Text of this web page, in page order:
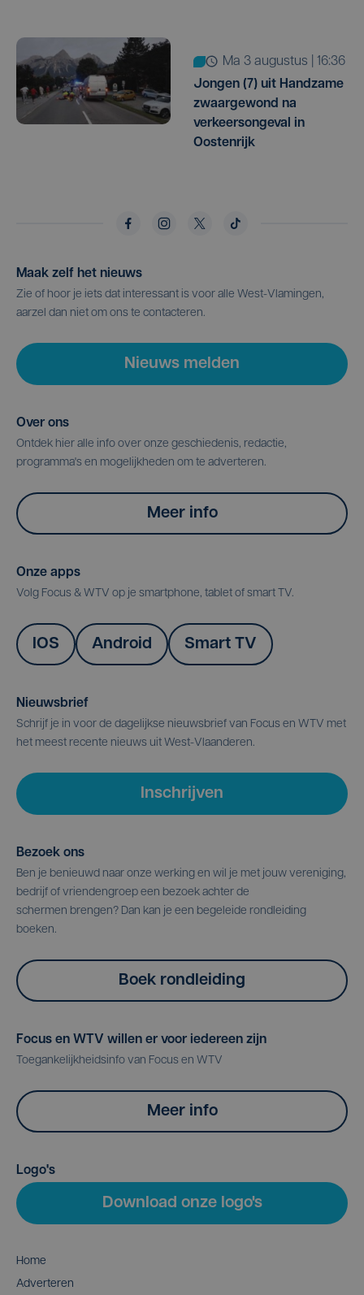
ma 3 augustus | 16:36
Jongen (7) uit Handzame
zwaargewond na
verkeersongeval in
Oostenrijk
Maak zelf het nieuws
Zie of hoor je iets dat interessant is voor alle West-Vlamingen,
aarzel dan niet om ons te contacteren.
Nieuws melden
Over ons
Ontdek hier alle info over onze geschiedenis, redactie,
programma's en mogelijkheden om te adverteren.
Meer info
Onze apps
Volg Focus & WTV op je smartphone, tablet of smart TV.
IOS Android Smart TV
Nieuwsbrief
Schrijf je in voor de dagelijkse nieuwsbrief van Focus en WTV met
het meest recente nieuws uit West-Vlaanderen.
Inschrijven
Bezoek ons
Ben je benieuwd naar onze werking en wil je met jouw vereniging,
bedrijf of vriendengroep een bezoek achter de
schermen brengen? Dan kan je een begeleide rondleiding
boeken.
Boek rondleiding
Focus en WTV willen er voor iedereen zijn
Toegankelijkheidsinfo van Focus en WTV
Meer info
Logo's
Download onze logo's
Home
Adverteren